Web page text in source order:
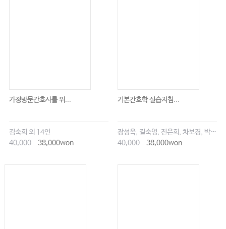
8.1 Introduction 104
8.2.1 Renal Impairment 107
가정방문간호사를 위...
김숙희 외 14인
40,000
38,000won
기본간호학 실습지침...
장성옥, 길숙영, 진은희, 차보경, 박창승, 김영희, 임세현, 김은재, 이해랑
40,000
38,000won